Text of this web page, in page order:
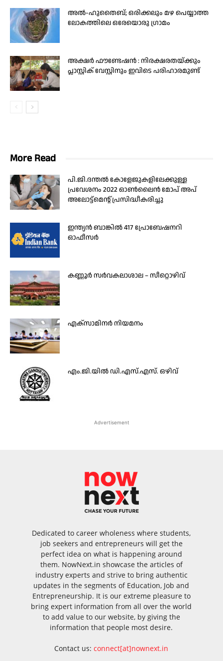
അൽ-ഹുതൈബ്; ഒരിക്കലും മഴ പെയ്യാത്ത
ലോകത്തിലെ ഒരേയൊരു ഗ്രാമം
അക്ഷർ ഫൗണ്ടേഷൻ : നിരക്ഷരതയ്ക്കും
പ്ലാസ്റ്റിക് വേസ്റ്റിനും ഇവിടെ പരിഹാരമുണ്ട്
More Read
പി.ജി.ദന്തൽ കോളേജുകളിലേക്കുള്ള
പ്രവേശനം 2022 ഓൺലൈൻ മോപ് അപ്
അലോട്ട്മെന്റ് പ്രസിദ്ധീകരിച്ചു
ഇന്ത്യൻ ബാങ്കിൽ 417 പ്രോബേഷനറി
ഓഫീസർ
കണ്ണൂർ സർവകലാശാല – സീറ്റൊഴിവ്
എക്‌സാമിനര്‍ നിയമനം
എം.ജി.യിൽ ഡി.എസ്.എസ്. ഒഴിവ്
Advertisement
Dedicated to career wholeness where students,
job seekers and entrepreneurs will get the
perfect idea on what is happening around
them. NowNext.in showcase the articles of
industry experts and strive to bring authentic
updates in the segments of Education, Job and
Entrepreneurship. It is our extreme pleasure to
bring expert information from all over the world
to add value to our website, by giving the
information that people most desire.
Contact us:connect[at]nownext.in